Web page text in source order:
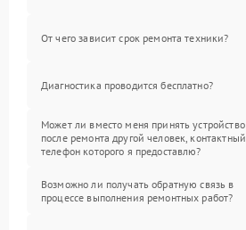
От чего зависит срок ремонта техники?
Диагностика проводится бесплатно?
Может ли вместо меня принять устройство
после ремонта другой человек, контактный
телефон которого я предоставлю?
Возможно ли получать обратную связь в
процессе выполнения ремонтных работ?